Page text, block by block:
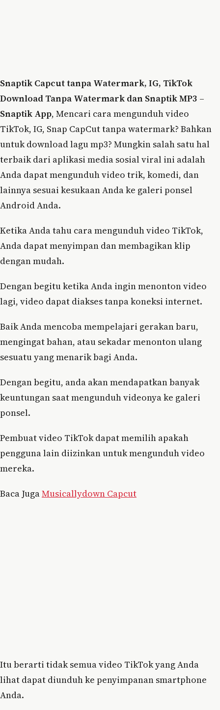
Snaptik Capcut tanpa Watermark, IG, TikTok
Download Tanpa Watermark dan Snaptik MP3 –
Snaptik App, Mencari cara mengunduh video
TikTok, IG, Snap CapCut tanpa watermark? Bahkan
untuk download lagu mp3? Mungkin salah satu hal
terbaik dari aplikasi media sosial viral ini adalah
Anda dapat mengunduh video trik, komedi, dan
lainnya sesuai kesukaan Anda ke galeri ponsel
Android Anda.
Ketika Anda tahu cara mengunduh video TikTok,
Anda dapat menyimpan dan membagikan klip
dengan mudah.
Dengan begitu ketika Anda ingin menonton video
lagi, video dapat diakses tanpa koneksi internet.
Baik Anda mencoba mempelajari gerakan baru,
mengingat bahan, atau sekadar menonton ulang
sesuatu yang menarik bagi Anda.
Dengan begitu, anda akan mendapatkan banyak
keuntungan saat mengunduh videonya ke galeri
ponsel.
Pembuat video TikTok dapat memilih apakah
pengguna lain diizinkan untuk mengunduh video
mereka.
Baca JugaMusicallydown Capcut
Itu berarti tidak semua video TikTok yang Anda
lihat dapat diunduh ke penyimpanan smartphone
Anda.